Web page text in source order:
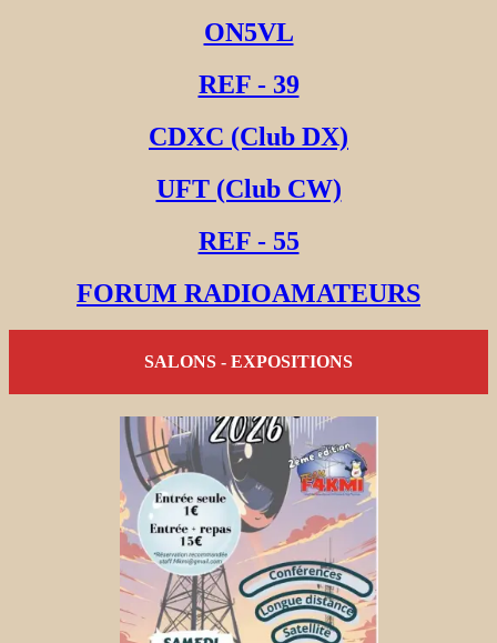
ON5VL
REF - 39
CDXC (Club DX)
UFT (Club CW)
REF - 55
FORUM RADIOAMATEURS
SALONS - EXPOSITIONS